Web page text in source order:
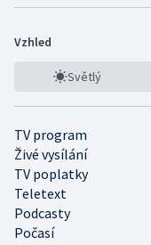
Vzhled
Světlý
TV program
Živé vysílání
TV poplatky
Teletext
Podcasty
Počasí